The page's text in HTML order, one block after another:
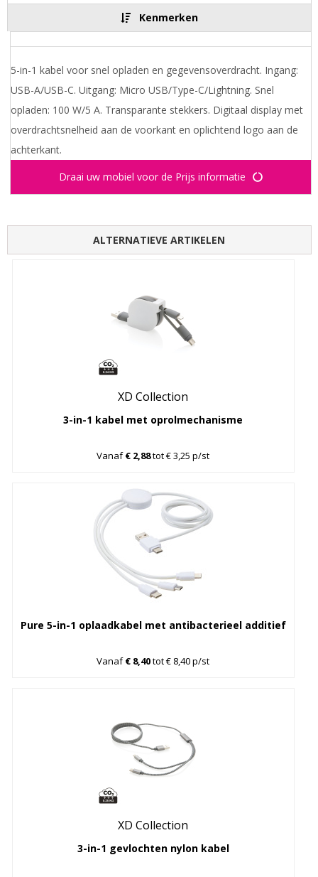
Kenmerken
5-in-1 kabel voor snel opladen en gegevensoverdracht. Ingang:
USB-A/USB-C. Uitgang: Micro USB/Type-C/Lightning. Snel
opladen: 100 W/5 A. Transparante stekkers. Digitaal display met
overdrachtsnelheid aan de voorkant en oplichtend logo aan de
achterkant.
Draai uw mobiel voor de Prijs informatie
ALTERNATIEVE ARTIKELEN
XD Collection
3-in-1 kabel met oprolmechanisme
Vanaf€ 2,88tot € 3,25 p/st
Pure 5-in-1 oplaadkabel met antibacterieel additief
Vanaf€ 8,40tot € 8,40 p/st
XD Collection
3-in-1 gevlochten nylon kabel